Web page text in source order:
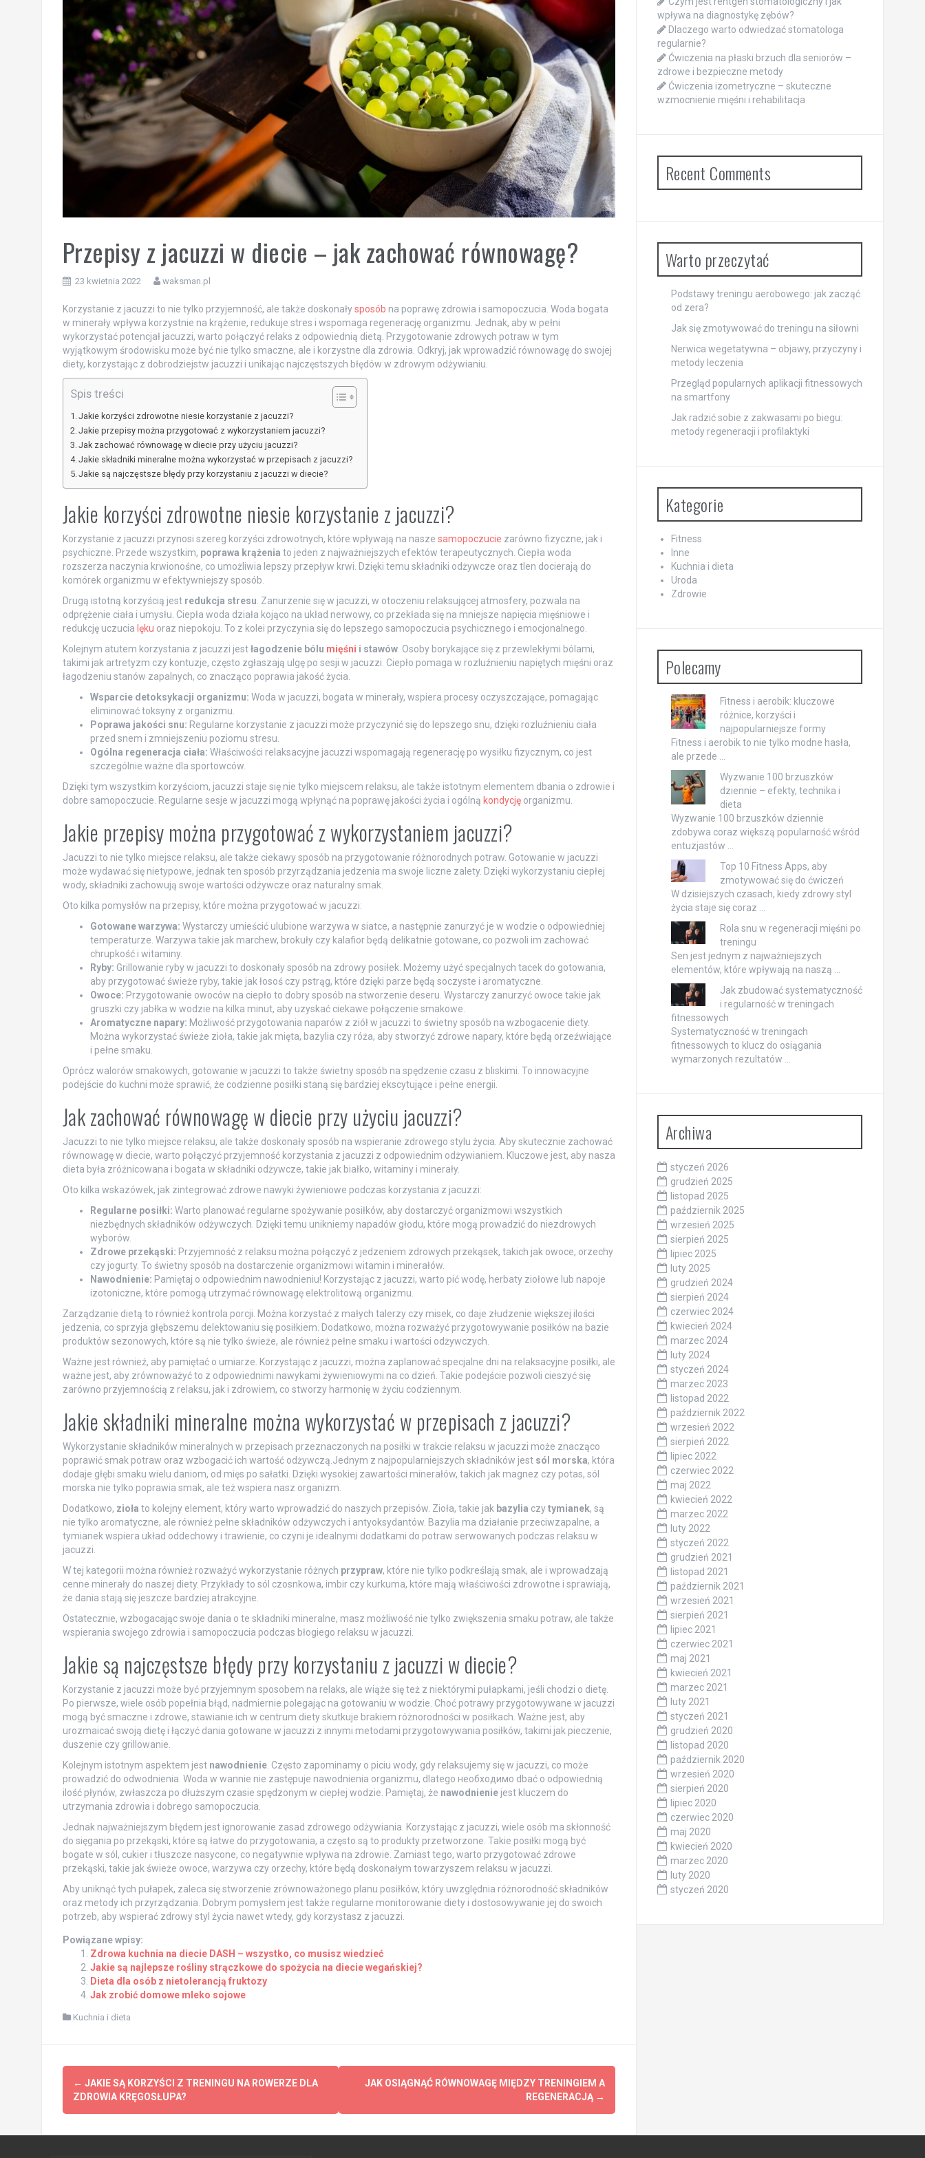
Przepisy z jacuzzi w diecie – jak zachować równowagę?
23 kwietnia 2022 waksman.pl
Korzystanie z jacuzzi to nie tylko przyjemność, ale także doskonałysposób na poprawę zdrowia i samopoczucia. Woda bogata
w minerały wpływa korzystnie na krążenie, redukuje stres i wspomaga regenerację organizmu. Jednak, aby w pełni
wykorzystać potencjał jacuzzi, warto połączyć relaks z odpowiednią dietą. Przygotowanie zdrowych potraw w tym
wyjątkowym środowisku może być nie tylko smaczne, ale i korzystne dla zdrowia. Odkryj, jak wprowadzić równowagę do swojej
diety, korzystając z dobrodziejstw jacuzzi i unikając najczęstszych błędów w zdrowym odżywianiu.
Spis treści
Jakie korzyści zdrowotne niesie korzystanie z jacuzzi?
Jakie przepisy można przygotować z wykorzystaniem jacuzzi?
Jak zachować równowagę w diecie przy użyciu jacuzzi?
Jakie składniki mineralne można wykorzystać w przepisach z jacuzzi?
Jakie są najczęstsze błędy przy korzystaniu z jacuzzi w diecie?
Jakie korzyści zdrowotne niesie korzystanie z jacuzzi?
Korzystanie z jacuzzi przynosi szereg korzyści zdrowotnych, które wpływają na nasze samopoczucie zarówno fizyczne, jak i
psychiczne. Przede wszystkim, poprawa krążenia to jeden z najważniejszych efektów terapeutycznych. Ciepła woda
rozszerza naczynia krwionośne, co umożliwia lepszy przepływ krwi. Dzięki temu składniki odżywcze oraz tlen docierają do
komórek organizmu w efektywniejszy sposób.
Drugą istotną korzyścią jest redukcja stresu . Zanurzenie się w jacuzzi, w otoczeniu relaksującej atmosfery, pozwala na
odprężenie ciała i umysłu. Ciepła woda działa kojąco na układ nerwowy, co przekłada się na mniejsze napięcia mięśniowe i
redukcję uczucia lęku oraz niepokoju. To z kolei przyczynia się do lepszego samopoczucia psychicznego i emocjonalnego.
Kolejnym atutem korzystania z jacuzzi jestłagodzenie bólu mięśni i stawów. Osoby borykające się z przewlekłymi bólami,
takimi jak artretyzm czy kontuzje, często zgłaszają ulgę po sesji w jacuzzi. Ciepło pomaga w rozluźnieniu napiętych mięśni oraz
łagodzeniu stanów zapalnych, co znacząco poprawia jakość życia.
Wsparcie detoksykacji organizmu: Woda w jacuzzi, bogata w minerały, wspiera procesy oczyszczające, pomagając
eliminować toksyny z organizmu.
Poprawa jakości snu: Regularne korzystanie z jacuzzi może przyczynić się do lepszego snu, dzięki rozluźnieniu ciała
przed snem i zmniejszeniu poziomu stresu.
Ogólna regeneracja ciała: Właściwości relaksacyjne jacuzzi wspomagają regenerację po wysiłku fizycznym, co jest
szczególnie ważne dla sportowców.
Dzięki tym wszystkim korzyściom, jacuzzi staje się nie tylko miejscem relaksu, ale także istotnym elementem dbania o zdrowie i
dobre samopoczucie. Regularne sesje w jacuzzi mogą wpłynąć na poprawę jakości życia i ogólną kondycjęorganizmu.
Jakie przepisy można przygotować z wykorzystaniem jacuzzi?
Jacuzzi to nie tylko miejsce relaksu, ale także ciekawy sposób na przygotowanie różnorodnych potraw. Gotowanie w jacuzzi
może wydawać się nietypowe, jednak ten sposób przyrządzania jedzenia ma swoje liczne zalety. Dzięki wykorzystaniu ciepłej
wody, składniki zachowują swoje wartości odżywcze oraz naturalny smak.
Oto kilka pomysłów na przepisy, które można przygotować w jacuzzi:
Gotowane warzywa: Wystarczy umieścić ulubione warzywa w siatce, a następnie zanurzyć je w wodzie o odpowiedniej
temperaturze. Warzywa takie jak marchew, brokuły czy kalafior będą delikatnie gotowane, co pozwoli im zachować
chrupkość i witaminy.
Ryby: Grillowanie ryby w jacuzzi to doskonały sposób na zdrowy posiłek. Możemy użyć specjalnych tacek do gotowania,
aby przygotować świeże ryby, takie jak łosoś czy pstrąg, które dzięki parze będą soczyste i aromatyczne.
Owoce: Przygotowanie owoców na ciepło to dobry sposób na stworzenie deseru. Wystarczy zanurzyć owoce takie jak
gruszki czy jabłka w wodzie na kilka minut, aby uzyskać ciekawe połączenie smakowe.
Aromatyczne napary: Możliwość przygotowania naparów z ziół w jacuzzi to świetny sposób na wzbogacenie diety.
Można wykorzystać świeże zioła, takie jak mięta, bazylia czy róża, aby stworzyć zdrowe napary, które będą orzeźwiające
i pełne smaku.
Oprócz walorów smakowych, gotowanie w jacuzzi to także świetny sposób na spędzenie czasu z bliskimi. To innowacyjne
podejście do kuchni może sprawić, że codzienne posiłki staną się bardziej ekscytujące i pełne energii.
Jak zachować równowagę w diecie przy użyciu jacuzzi?
Jacuzzi to nie tylko miejsce relaksu, ale także doskonały sposób na wspieranie zdrowego stylu życia. Aby skutecznie zachować
równowagę w diecie, warto połączyć przyjemność korzystania z jacuzzi z odpowiednim odżywianiem. Kluczowe jest, aby nasza
dieta była zróżnicowana i bogata w składniki odżywcze, takie jak białko, witaminy i minerały.
Oto kilka wskazówek, jak zintegrować zdrowe nawyki żywieniowe podczas korzystania z jacuzzi:
Regularne posiłki: Warto planować regularne spożywanie posiłków, aby dostarczyć organizmowi wszystkich
niezbędnych składników odżywczych. Dzięki temu unikniemy napadów głodu, które mogą prowadzić do niezdrowych
wyborów.
Zdrowe przekąski: Przyjemność z relaksu można połączyć z jedzeniem zdrowych przekąsek, takich jak owoce, orzechy
czy jogurty. To świetny sposób na dostarczenie organizmowi witamin i minerałów.
Nawodnienie: Pamiętaj o odpowiednim nawodnieniu! Korzystając z jacuzzi, warto pić wodę, herbaty ziołowe lub napoje
izotoniczne, które pomogą utrzymać równowagę elektrolitową organizmu.
Zarządzanie dietą to również kontrola porcji. Można korzystać z małych talerzy czy misek, co daje złudzenie większej ilości
jedzenia, co sprzyja głębszemu delektowaniu się posiłkiem. Dodatkowo, można rozważyć przygotowywanie posiłków na bazie
produktów sezonowych, które są nie tylko świeże, ale również pełne smaku i wartości odżywczych.
Ważne jest również, aby pamiętać o umiarze. Korzystając z jacuzzi, można zaplanować specjalne dni na relaksacyjne posiłki, ale
ważne jest, aby zrównoważyć to z odpowiednimi nawykami żywieniowymi na co dzień. Takie podejście pozwoli cieszyć się
zarówno przyjemnością z relaksu, jak i zdrowiem, co stworzy harmonię w życiu codziennym.
Jakie składniki mineralne można wykorzystać w przepisach z jacuzzi?
Wykorzystanie składników mineralnych w przepisach przeznaczonych na posiłki w trakcie relaksu w jacuzzi może znacząco
poprawić smak potraw oraz wzbogacić ich wartość odżywczą.Jednym z najpopularniejszych składników jest sól morska, która
dodaje głębi smaku wielu daniom, od mięs po sałatki. Dzięki wysokiej zawartości minerałów, takich jak magnez czy potas, sól
morska nie tylko poprawia smak, ale też wspiera nasz organizm.
Dodatkowo, zioła to kolejny element, który warto wprowadzić do naszych przepisów. Zioła, takie jak bazylia czytymianek, są
nie tylko aromatyczne, ale również pełne składników odżywczych i antyoksydantów. Bazylia ma działanie przeciwzapalne, a
tymianek wspiera układ oddechowy i trawienie, co czyni je idealnymi dodatkami do potraw serwowanych podczas relaksu w
jacuzzi.
W tej kategorii można również rozważyć wykorzystanie różnych przypraw, które nie tylko podkreślają smak, ale i wprowadzają
cenne minerały do naszej diety. Przykłady to sól czosnkowa, imbir czy kurkuma, które mają właściwości zdrowotne i sprawiają,
że dania stają się jeszcze bardziej atrakcyjne.
Ostatecznie, wzbogacając swoje dania o te składniki mineralne, masz możliwość nie tylko zwiększenia smaku potraw, ale także
wspierania swojego zdrowia i samopoczucia podczas błogiego relaksu w jacuzzi.
Jakie są najczęstsze błędy przy korzystaniu z jacuzzi w diecie?
Korzystanie z jacuzzi może być przyjemnym sposobem na relaks, ale wiąże się też z niektórymi pułapkami, jeśli chodzi o dietę.
Po pierwsze, wiele osób popełnia błąd, nadmiernie polegając na gotowaniu w wodzie. Choć potrawy przygotowywane w jacuzzi
mogą być smaczne i zdrowe, stawianie ich w centrum diety skutkuje brakiem różnorodności w posiłkach. Ważne jest, aby
urozmaicać swoją dietę i łączyć dania gotowane w jacuzzi z innymi metodami przygotowywania posiłków, takimi jak pieczenie,
duszenie czy grillowanie.
Kolejnym istotnym aspektem jest nawodnienie. Często zapominamy o piciu wody, gdy relaksujemy się w jacuzzi, co może
prowadzić do odwodnienia. Woda w wannie nie zastępuje nawodnienia organizmu, dlatego необходимо dbać o odpowiednią
ilość płynów, zwłaszcza po dłuższym czasie spędzonym w ciepłej wodzie. Pamiętaj, że nawodnieniejest kluczem do
utrzymania zdrowia i dobrego samopoczucia.
Jednak najważniejszym błędem jest ignorowanie zasad zdrowego odżywiania. Korzystając z jacuzzi, wiele osób ma skłonność
do sięgania po przekąski, które są łatwe do przygotowania, a często są to produkty przetworzone. Takie posiłki mogą być
bogate w sól, cukier i tłuszcze nasycone, co negatywnie wpływa na zdrowie. Zamiast tego, warto przygotować zdrowe
przekąski, takie jak świeże owoce, warzywa czy orzechy, które będą doskonałym towarzyszem relaksu w jacuzzi.
Aby uniknąć tych pułapek, zaleca się stworzenie zrównoważonego planu posiłków, który uwzględnia różnorodność składników
oraz metody ich przyrządzania. Dobrym pomysłem jest także regularne monitorowanie diety i dostosowywanie jej do swoich
potrzeb, aby wspierać zdrowy styl życia nawet wtedy, gdy korzystasz z jacuzzi.
Powiązane wpisy:
Zdrowa kuchnia na diecie DASH – wszystko, co musisz wiedzieć
Jakie są najlepsze rośliny strączkowe do spożycia na diecie wegańskiej?
Dieta dla osób z nietolerancją fruktozy
Jak zrobić domowe mleko sojowe
Kuchnia i dieta
Post
navigation
← JAKIE SĄ KORZYŚCI Z TRENINGU NA ROWERZE DLA
ZDROWIA KRĘGOSŁUPA?
JAK OSIĄGNĄĆ RÓWNOWAGĘ MIĘDZY TRENINGIEM A
REGENERACJĄ →
wpływa na diagnostykę zębów?
Dlaczego warto odwiedzać stomatologa
regularnie?
Ćwiczenia na płaski brzuch dla seniorów –
zdrowe i bezpieczne metody
Ćwiczenia izometryczne – skuteczne
wzmocnienie mięśni i rehabilitacja
Recent Comments
Warto przeczytać
Podstawy treningu aerobowego: jak zacząć
od zera?
Jak się zmotywować do treningu na siłowni
Nerwica wegetatywna – objawy, przyczyny i
metody leczenia
Przegląd popularnych aplikacji fitnessowych
na smartfony
Jak radzić sobie z zakwasami po biegu:
metody regeneracji i profilaktyki
Kategorie
Fitness
Inne
Kuchnia i dieta
Uroda
Zdrowie
Polecamy
Fitness i aerobik: kluczowe
różnice, korzyści i
najpopularniejsze formy
Fitness i aerobik to nie tylko modne hasła,
ale przede …
Wyzwanie 100 brzuszków
dziennie – efekty, technika i
dieta
Wyzwanie 100 brzuszków dziennie
zdobywa coraz większą popularność wśród
entuzjastów …
Top 10 Fitness Apps, aby
zmotywować się do ćwiczeń
W dzisiejszych czasach, kiedy zdrowy styl
życia staje się coraz …
Rola snu w regeneracji mięśni po
treningu
Sen jest jednym z najważniejszych
elementów, które wpływają na naszą …
Jak zbudować systematyczność
i regularność w treningach
fitnessowych
Systematyczność w treningach
fitnessowych to klucz do osiągania
wymarzonych rezultatów …
Archiwa
styczeń 2026
grudzień 2025
listopad 2025
październik 2025
wrzesień 2025
sierpień 2025
lipiec 2025
luty 2025
grudzień 2024
sierpień 2024
czerwiec 2024
kwiecień 2024
marzec 2024
luty 2024
styczeń 2024
marzec 2023
listopad 2022
październik 2022
wrzesień 2022
sierpień 2022
lipiec 2022
czerwiec 2022
maj 2022
kwiecień 2022
marzec 2022
luty 2022
styczeń 2022
grudzień 2021
listopad 2021
październik 2021
wrzesień 2021
sierpień 2021
lipiec 2021
czerwiec 2021
maj 2021
kwiecień 2021
marzec 2021
luty 2021
styczeń 2021
grudzień 2020
listopad 2020
październik 2020
wrzesień 2020
sierpień 2020
lipiec 2020
czerwiec 2020
maj 2020
kwiecień 2020
marzec 2020
luty 2020
styczeń 2020